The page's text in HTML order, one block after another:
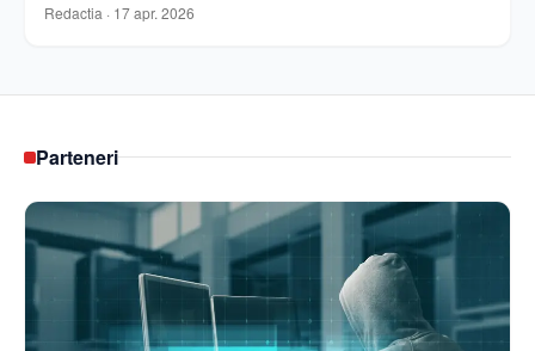
Redactia · 17 apr. 2026
Parteneri